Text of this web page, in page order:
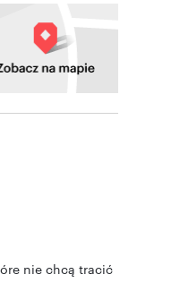
nie chcą tracić